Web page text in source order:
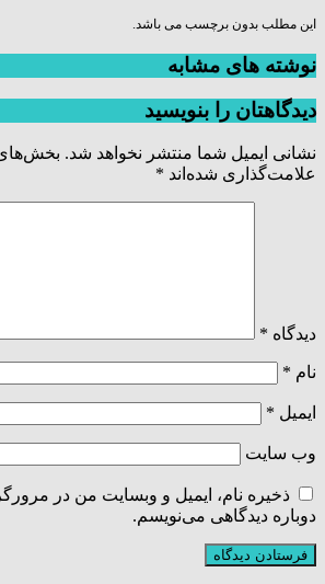
این مطلب بدون برچسب می باشد.
نوشته های مشابه
دیدگاهتان را بنویسید
نشانی ایمیل شما منتشر نخواهد شد. بخش‌های
علامت‌گذاری شده‌اند *
دیدگاه *
نام *
ایمیل *
وب‌ سایت
ذخیره نام، ایمیل و وبسایت من در
دوباره دیدگاهی می‌نویسم.